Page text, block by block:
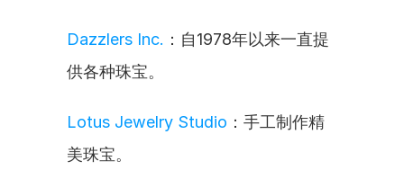
Dazzlers Inc. ：自1978年以来一直提
供各种珠宝。
Lotus Jewelry Studio ：手工制作精
美珠宝。